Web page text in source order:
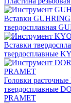
Вставки GUHRING
твердосплавная
Вставки
твердосплавные
PRAMET
Головки
твердосплавные
PRAMET